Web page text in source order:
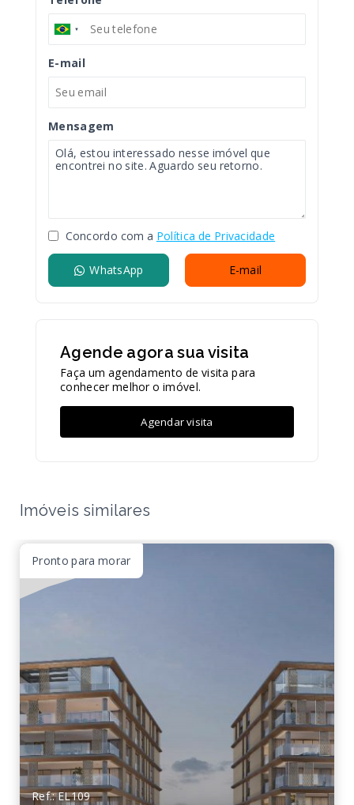
E-mail
Mensagem
Concordo com a Política de Privacidade
WhatsApp E-mail
Agende agora sua visita
Faça um agendamento de visita para
conhecer melhor o imóvel.
Agendar visita
Imóveis similares
Pronto para morar
Ref.: EL109